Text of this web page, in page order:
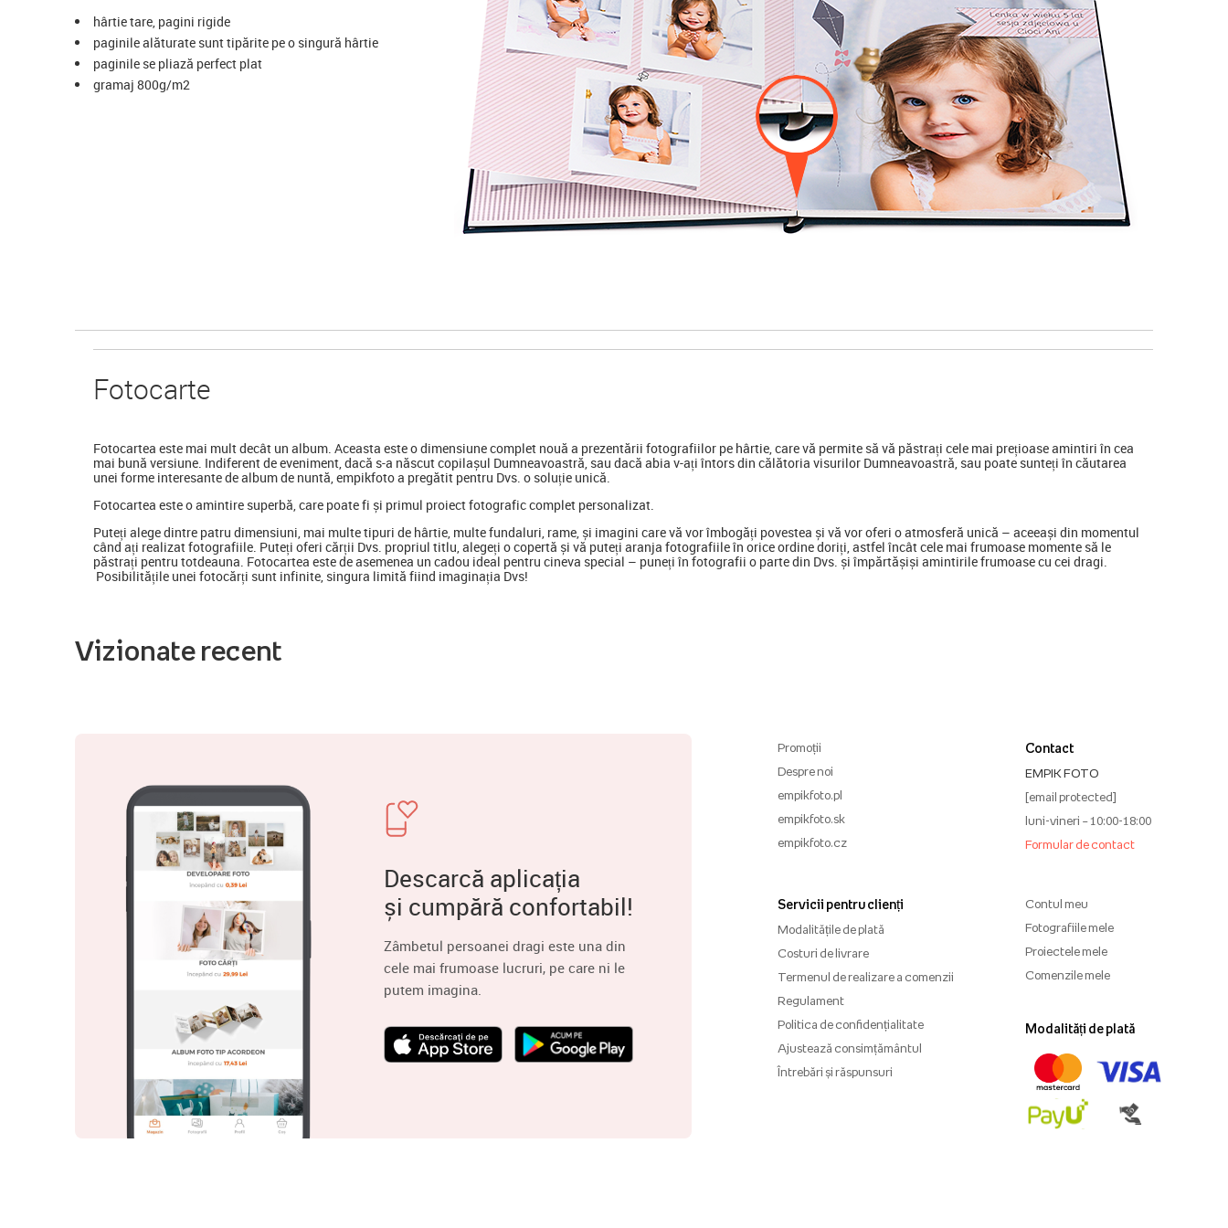
hârtie tare, pagini rigide
paginile alăturate sunt tipărite pe o singură hârtie
paginile se pliază perfect plat
gramaj 800g/m2
Fotocarte
Fotocartea este mai mult decât un album. Aceasta este o dimensiune complet nouă a prezentării fotografiilor pe hârtie, care vă permite să vă păstrați cele mai prețioase amintiri în cea
mai bună versiune. Indiferent de eveniment, dacă s-a născut copilașul Dumneavoastră, sau dacă abia v-ați întors din călătoria visurilor Dumneavoastră, sau poate sunteți în căutarea
unei forme interesante de album de nuntă, empikfoto a pregătit pentru Dvs. o soluție unică.
Fotocartea este o amintire superbă, care poate fi și primul proiect fotografic complet personalizat.
Puteți alege dintre patru dimensiuni, mai multe tipuri de hârtie, multe fundaluri, rame, și imagini care vă vor îmbogăți povestea și vă vor oferi o atmosferă unică – aceeași din momentul
când ați realizat fotografiile. Puteți oferi cărții Dvs. propriul titlu, alegeți o copertă și vă puteți aranja fotografiile în orice ordine doriți, astfel încât cele mai frumoase momente să le
păstrați pentru totdeauna. Fotocartea este de asemenea un cadou ideal pentru cineva special – puneți în fotografii o parte din Dvs. și împărtășiși amintirile frumoase cu cei dragi.
Posibilitățile unei fotocărți sunt infinite, singura limită fiind imaginația Dvs!
Vizionate recent
Descarcă aplicația
și cumpără confortabil!
Zâmbetul persoanei dragi este una din
cele mai frumoase lucruri, pe care ni le
putem imagina.
Promoții
Despre noi
empikfoto.pl
empikfoto.sk
empikfoto.cz
Servicii pentru clienți
Modalitățile de plată
Costuri de livrare
Termenul de realizare a comenzii
Regulament
Politica de confidențialitate
Ajustează consimțământul
Întrebări și răspunsuri
Contact
EMPIK FOTO
[email protected]
luni-vineri – 10:00-18:00
Formular de contact
Contul meu
Fotografiile mele
Proiectele mele
Comenzile mele
Modalități de plată